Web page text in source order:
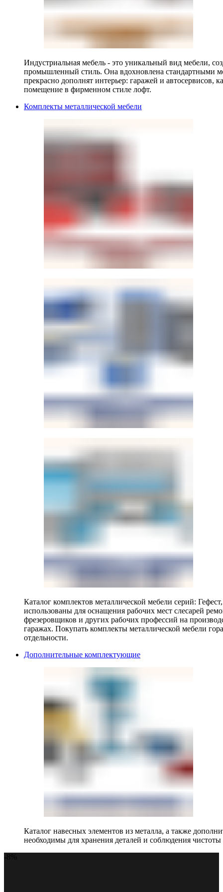
Индустриальная мебель - это уникальный вид мебели,
промышленный стиль. Она вдохновлена стандартными
прекрасно дополнят интерьер: гаражей и автосервисов,
помещение в фирменном стиле лофт.
Комплекты металлической мебели
Каталог комплектов металлической мебели серий:
использованы для оснащения рабочих мест слесарей
фрезеровщиков и других рабочих профессий на
гаражах. Покупать комплекты металлической мебели
отдельности.
Дополнительные комплектующие
Каталог навесных элементов из металла, а также
необходимы для хранения деталей и соблюдения чистоты
-8%